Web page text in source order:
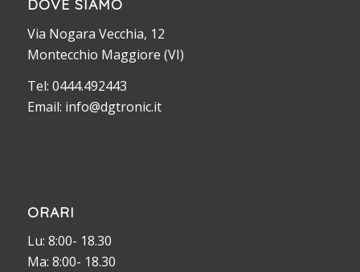
DOVE SIAMO
Via Nogara Vecchia, 12
Montecchio Maggiore (VI)
Tel: 0444.492443
Email: info@dgtronic.it
ORARI
Lu: 8:00- 18.30
Ma: 8:00- 18.30